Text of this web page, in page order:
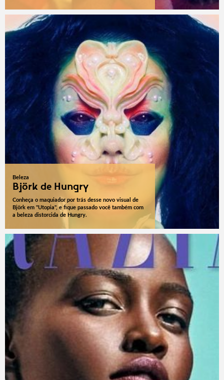
Beleza
Björk de Hungry
Conheça o maquiador por trás desse novo visual de
Björk em "Utopia", e fique passado você também com
a beleza distorcida de Hungry.